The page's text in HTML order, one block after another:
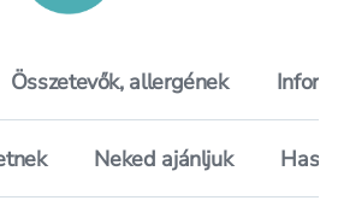
Összetevők, allergének
Neked ajánljuk